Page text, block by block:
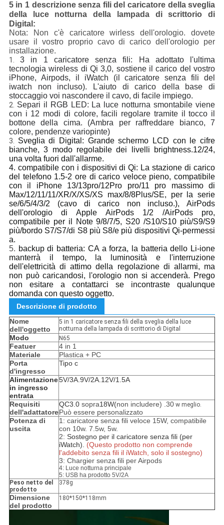
5 in 1 descrizione senza fili del caricatore della sveglia
della luce notturna della lampada di scrittorio di
Digital:
Nota: Non c'è caricatore wirless dell'orologio. dovete
usare il vostro proprio cavo di carico dell'orologio per
installazione.
1.3 in 1 caricatore senza fili: Ha adottato l'ultima
tecnologia wireless di Qi 3,0, sostiene il carico del vostro
iPhone, Airpods, il iWatch (il caricatore senza fili del
iwatch non incluso). L'aiuto di carico della base di
stoccaggio voi nascondere il cavo, di facile impiego.
2. Separi il RGB LED: La luce notturna smontabile viene
con i 12 modi di colore, facili regolare tramite il tocco il
bottone della cima. (Ambra per raffreddare bianco, 7
colore, pendenze variopinte)
3. Sveglia di Digital: Grande schermo LCD con le cifre
bianche, 3 modo regolabile dei livelli brightness.12/24,
una volta fuori dall'allarme.
4. compatibile con i dispositivi di Qi: La stazione di carico
del telefono 1.5-2 ore di carico veloce pieno, compatibile
con il iPhone 13/13pro/12Pro pro/11 pro massimo di
Max/12/11/11/XR/X/XS/XS max/8/8Plus/SE, per la serie
se/6/5/4/3/2 (cavo di carico non incluso.), AirPods
dell'orologio di Apple AirPods 1/2 /AirPods pro,
compatibile per il Note 9/8/7/5, S20 /S10/S10 più/S9/S9
più/bordo S7/S7/di S8 più S8/e più dispositivi Qi-permessi
a.
5. backup di batteria: CA a forza, la batteria dello Li-ione
manterrà il tempo, la luminosità e l'interruzione
dell'elettricità di attimo della regolazione di allarmi, ma
non può caricandosi, l'orologio non si accenderà. Prego
non esitare a contattarci se incontraste qualunque
domanda con questo oggetto.
Descrizione di prodotto
Nome
dell'oggetto
5 in 1 caricatore senza fili della sveglia della luce
notturna della lampada di scrittorio di Digital
Modo N65
Featuer
4 in 1
Materiale
Plastica + PC
Porta
d'ingresso
Tipo c
Alimentazione
in ingresso
entrata
5V/3A.9V/2A.12V/1.5A
Requisiti
dell'adattatore
QC3.0sopra18W(non includere) .30w meglio.
Può essere personalizzato
Potenza di
uscita
1: caricatore senza fili veloce 15W, compatibile
con 10w. 7.5w, 5w.
2: Sostegno per il caricatore senza fili (per
iWatch). (Questo prodotto non comprende
l'addebito senza fili il iWatch, solo il sostegno)
3: Chargier senza fili per Airpods
4: Luce notturna principale
5: USB ha prodotto 5V/2A
Peso netto del
prodotto
378g
Dimensione
del prodotto
180*150*118mm